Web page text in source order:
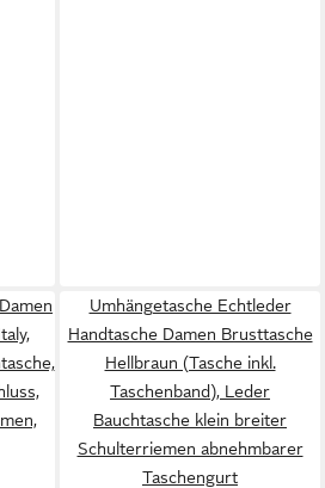
Umhängetasche Echtleder
Handtasche Damen Brusttasche
Hellbraun (Tasche inkl.
Taschenband), Leder
Bauchtasche klein breiter
Schulterriemen abnehmbarer
Taschengurt